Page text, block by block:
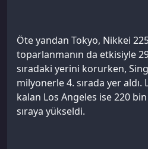
Öte yandan Tokyo, Nikkei
toparlanmanın da etkisiyle
sıradaki yerini korurken,
milyonerle 4. sırada yer aldı.
kalan Los Angeles ise 220
sıraya yükseldi.